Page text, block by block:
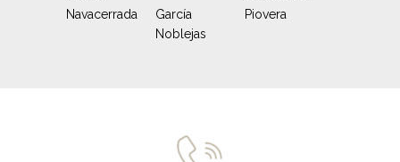
Navacerrada
García
Noblejas
Piovera